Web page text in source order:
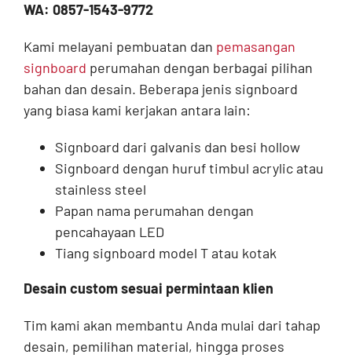
WA: 0857-1543-9772
Kami melayani pembuatan dan pemasangan
signboard perumahan dengan berbagai pilihan
bahan dan desain. Beberapa jenis signboard
yang biasa kami kerjakan antara lain:
Signboard dari galvanis dan besi hollow
Signboard dengan huruf timbul acrylic atau
stainless steel
Papan nama perumahan dengan
pencahayaan LED
Tiang signboard model T atau kotak
Desain custom sesuai permintaan klien
Tim kami akan membantu Anda mulai dari tahap
desain, pemilihan material, hingga proses